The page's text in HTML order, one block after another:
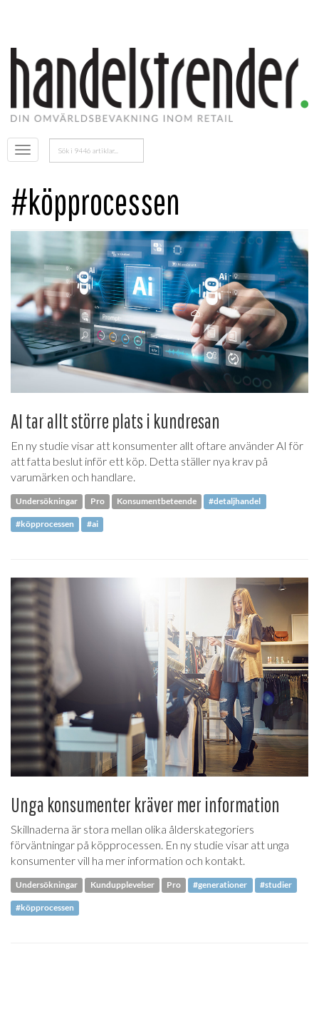
Öppna
menyn
Sök
efter:
#köpprocessen
AI tar allt större plats i kundresan
En ny studie visar att konsumenter allt oftare använder AI för
att fatta beslut inför ett köp. Detta ställer nya krav på
varumärken och handlare.
Undersökningar Pro Konsumentbeteende #detaljhandel
#köpprocessen #ai
Unga konsumenter kräver mer information
Skillnaderna är stora mellan olika ålderskategoriers
förväntningar på köpprocessen. En ny studie visar att unga
konsumenter vill ha mer information och kontakt.
Undersökningar Kundupplevelser Pro #generationer #studier
#köpprocessen